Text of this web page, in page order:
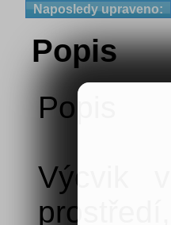
Naposledy upraveno:
Popis
Popis
Výcvik